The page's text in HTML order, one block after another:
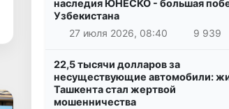
наследия ЮНЕСКО - большая
Узбекистана
27 июля 2026, 08:40
9 939
22,5 тысячи долларов за
несуществующие автомобили:
Ташкента стал жертвой
мошенничества